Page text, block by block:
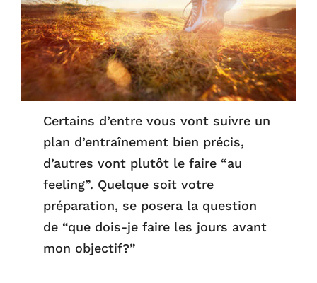
Certains d’entre vous vont suivre un
plan d’entraînement bien précis,
d’autres vont plutôt le faire “au
feeling”. Quelque soit votre
préparation, se posera la question
de “que dois-je faire les jours avant
mon objectif?”